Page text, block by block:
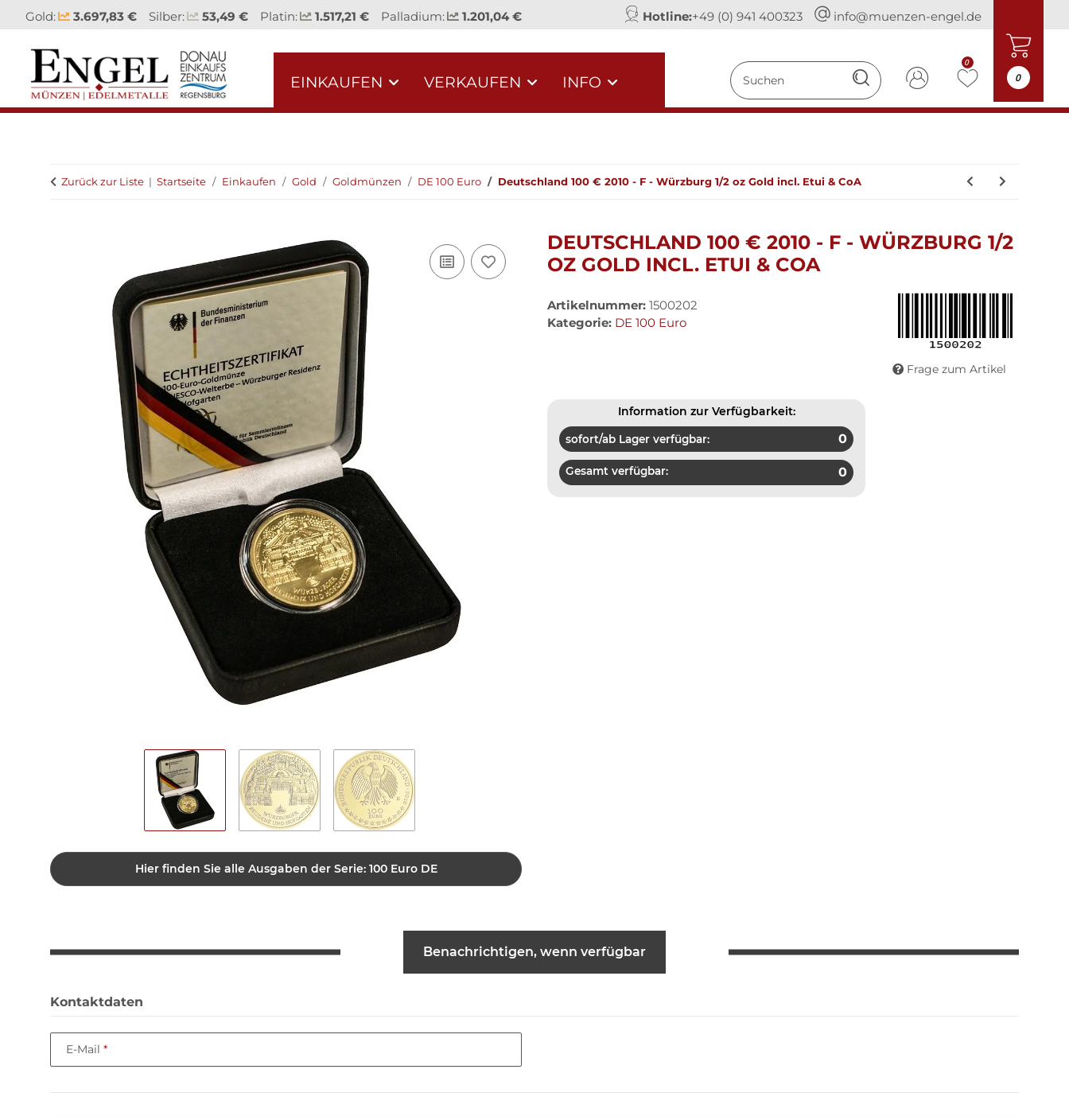
Gold: 3.697,83 € Silber: 53,49 € Platin: 1.517,21 € Palladium: 1.201,04 € Hotline:+49 (0) 941 400323 info@muenzen-engel.de
0
0
EINKAUFEN VERKAUFEN INFO
Zurück zur Liste Startseite Einkaufen Gold Goldmünzen DE 100 Euro Deutschland 100 € 2010 - F - Würzburg 1/2 oz Gold incl. Etui & CoA
Hier finden Sie alle Ausgaben der Serie: 100 Euro DE
DEUTSCHLAND 100 € 2010 - F - WÜRZBURG 1/2
OZ GOLD INCL. ETUI & COA
Artikelnummer: 1500202
Kategorie: DE 100 Euro
Frage zum Artikel
Information zur Verfügbarkeit:
sofort/ab Lager verfügbar: 0
Gesamt verfügbar: 0
Benachrichtigen, wenn verfügbar
Kontaktdaten
E-Mail